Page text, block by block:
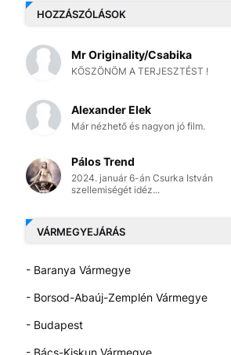
HOZZÁSZÓLÁSOK
Mr Originality/Csabika
KÖSZÖNÖM A TERJESZTÉST !
Alexander Elek
Már nézhető és nagyon jó film.
Pálos Trend
2024. január 6-án Csurka István
szellemiségét idéz...
VÁRMEGYEJÁRÁS
- Baranya Vármegye
- Borsod-Abaúj-Zemplén Vármegye
- Budapest
- Bács-Kiskun Vármegye